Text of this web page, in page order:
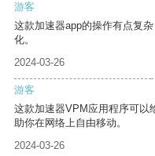
游客
这款加速器app的操作有点复
化。
2024-03-26
游客
这款加速器VPM应用程序可以
助你在网络上自由移动。
2024-03-26